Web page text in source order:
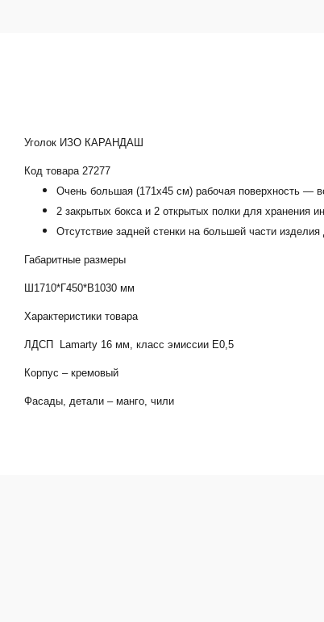
Уголок ИЗО КАРАНДАШ
Код товара 27277
Очень большая (171х45 см) рабочая поверхность —
2 закрытых бокса и 2 открытых полки для хранения
Отсутствие задней стенки на большей части
Габаритные размеры
Ш1710*Г450*В1030 мм
Характеристики товара
ЛДСП Lamarty 16 мм, класс эмиссии Е0,5
Корпус – кремовый
Фасады, детали – манго, чили